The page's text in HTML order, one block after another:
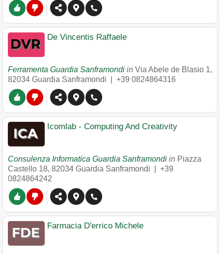
De Vincentis Raffaele
Ferramenta Guardia Sanframondi in Via Abele de Blasio 1,
82034 Guardia Sanframondi +39 0824864316
Icomlab - Computing And Creativity
Consulenza Informatica Guardia Sanframondi in Piazza
Castello 18, 82034 Guardia Sanframondi
+39
0824864242
Farmacia D'errico Michele